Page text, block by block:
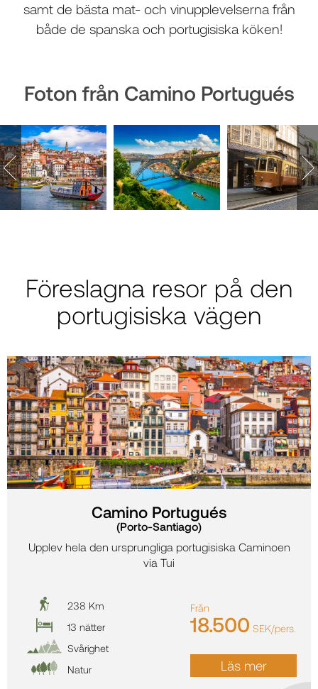
samt de bästa mat- och vinupplevelserna från
både de spanska och portugisiska köken!
Foton från Camino Portugués
Föreslagna resor på den
portugisiska vägen
Camino Portugués
(Porto-Santiago)
Upplev hela den ursprungliga portugisiska Caminoen
via Tui
238 Km
13 nätter
Svårighet
Natur
Från
18.500 SEK/pers.
Läs mer